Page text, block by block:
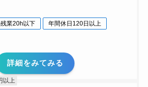
業20h以下
年間休日120日以上
詳細をみてみる
以上